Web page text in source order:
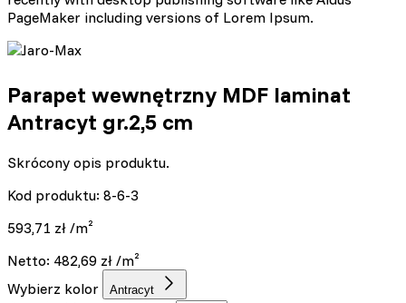
PageMaker including versions of Lorem Ipsum.
Parapet wewnętrzny MDF laminat
Antracyt gr.2,5 cm
Skrócony opis produktu.
Kod produktu: 8-6-3
593,71 zł /m²
Netto: 482,69 zł /m²
Wybierz kolor
Antracyt